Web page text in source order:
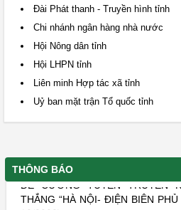
Đài Phát thanh - Truyền hình tỉnh
Chi nhánh ngân hàng nhà nước
Hội Nông dân tỉnh
Hội LHPN tỉnh
Liên minh Hợp tác xã tỉnh
Uỷ ban mặt trận Tổ quốc tỉnh
THÔNG BÁO
MỘT SỐ NỘI DUNG CHÍNH
NIỆM CHƯƠNG CỰU CHIẾN BINH
ĐỀ CƯƠNG THÔNG BÁO
CỰU CHIẾN BINH TỈNH KHÁNH
ĐẾ CƯƠNG TUYÊN TRUYỀN
THẮNG “HÀ NỘI- ĐIỆN BIÊN
12/2022)